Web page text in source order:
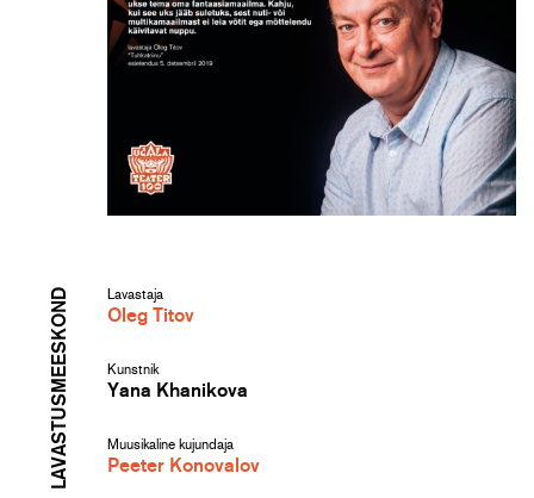
LAVASTUSMEESKOND Lavastaja
Oleg Titov
Kunstnik
Yana Khanikova
Muusikaline kujundaja
Peeter Konovalov